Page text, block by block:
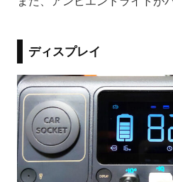
ディスプレイ